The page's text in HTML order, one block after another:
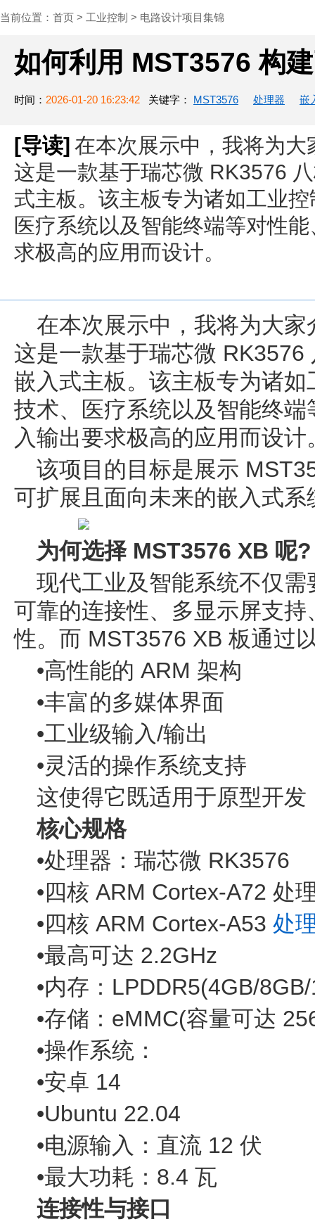
当前位置： 首页 > 工业控制 > 电路设计项目集锦
如何利用 MST3576 构
时间： 2026-01-20 16:23:42 关键字： MST3576 处理器 嵌
[导读] 在本次展示中，我将为
这是一款基于瑞芯微 RK3576
式主板。该主板专为诸如工业
医疗系统以及智能终端等对性
求极高的应用而设计。
在本次展示中，我将为大
这是一款基于瑞芯微 RK3576
嵌入式主板。该主板专为诸
技术、医疗系统以及智能终
入输出要求极高的应用而设计
该项目的目标是展示
可扩展且面向未来的嵌入式
为何选择 MST3576 XB 呢?
现代工业及智能系统不仅
可靠的连接性、多显示屏支
性。而 MST3576 XB 板通过
•高性能的 ARM 架构
•丰富的多媒体界面
•工业级输入/输出
•灵活的操作系统支持
这使得它既适用于原型开
核心规格
•处理器：瑞芯微 RK3576
•四核 ARM Cortex-A72 处
•四核 ARM Cortex-A53 处
•最高可达 2.2GHz
•内存：LPDDR5(4GB/
•存储：eMMC(容量可达
•操作系统：
•安卓 14
•Ubuntu 22.04
•电源输入：直流 12 伏
•最大功耗：8.4 瓦
连接性与接口